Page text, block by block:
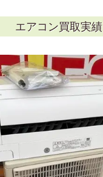
エアコン買取実績